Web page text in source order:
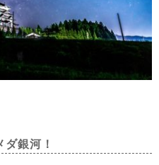
銀河！